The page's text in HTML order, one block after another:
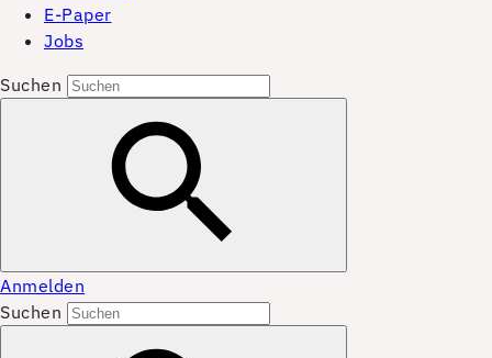
E-Paper
Jobs
Suchen
Anmelden
Suchen